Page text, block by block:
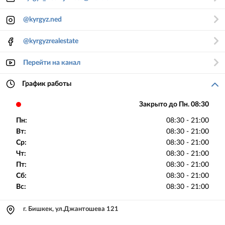
@kyrgyz.ned
@kyrgyzrealestate
Перейти на канал
График работы
Закрыто до Пн. 08:30
Пн:
08:30 - 21:00
Вт:
08:30 - 21:00
Ср:
08:30 - 21:00
Чт:
08:30 - 21:00
Пт:
08:30 - 21:00
Сб:
08:30 - 21:00
Вс:
08:30 - 21:00
г. Бишкек, ул.Джантошева 121